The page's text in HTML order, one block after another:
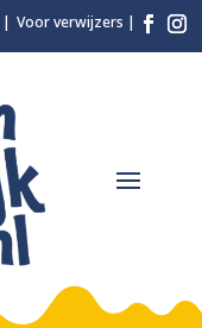
Voor verwijzers